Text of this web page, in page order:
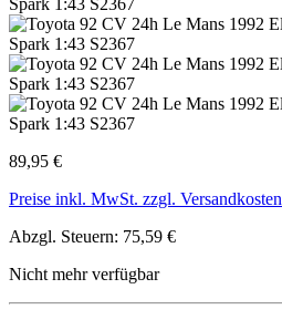
89,95 €
Preise inkl. MwSt. zzgl. Versandkosten
Abzgl. Steuern: 75,59 €
Nicht mehr verfügbar